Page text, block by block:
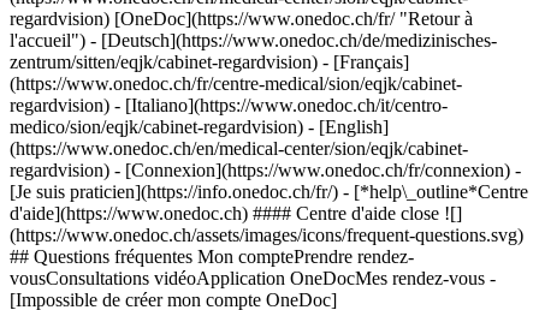
regardvision) [OneDoc](https://www.onedoc.ch/fr/ "Retour à
l'accueil") - [Deutsch](https://www.onedoc.ch/de/medizinisches-
zentrum/sitten/eqjk/cabinet-regardvision) - [Français]
(https://www.onedoc.ch/fr/centre-medical/sion/eqjk/cabinet-
regardvision) - [Italiano](https://www.onedoc.ch/it/centro-
medico/sion/eqjk/cabinet-regardvision) - [English]
(https://www.onedoc.ch/en/medical-center/sion/eqjk/cabinet-
regardvision) - [Connexion](https://www.onedoc.ch/fr/connexion) -
[Je suis praticien](https://info.onedoc.ch/fr/) - [*help\_outline*Centre
d'aide](https://www.onedoc.ch) #### Centre d'aide close ![]
(https://www.onedoc.ch/assets/images/icons/frequent-questions.svg)
## Questions fréquentes Mon comptePrendre rendez-
vousConsultations vidéoApplication OneDocMes rendez-vous -
[Impossible de créer mon compte OneDoc]